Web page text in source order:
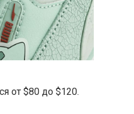
от $80 до $120.